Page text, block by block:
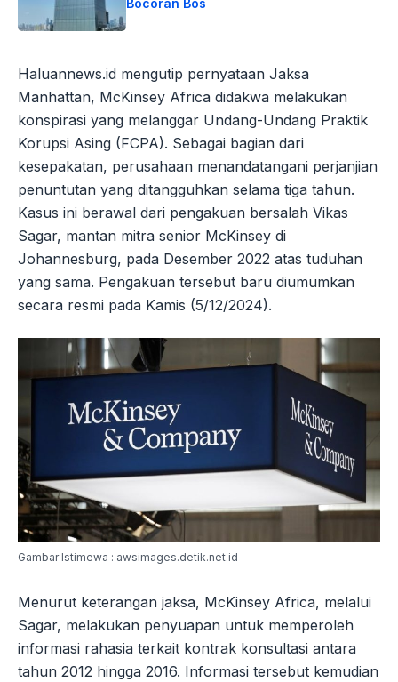
Haluannews.id mengutip pernyataan Jaksa
Manhattan, McKinsey Africa didakwa melakukan
konspirasi yang melanggar Undang-Undang Praktik
Korupsi Asing (FCPA). Sebagai bagian dari
kesepakatan, perusahaan menandatangani perjanjian
penuntutan yang ditangguhkan selama tiga tahun.
Kasus ini berawal dari pengakuan bersalah Vikas
Sagar, mantan mitra senior McKinsey di
Johannesburg, pada Desember 2022 atas tuduhan
yang sama. Pengakuan tersebut baru diumumkan
secara resmi pada Kamis (5/12/2024).
Gambar Istimewa : awsimages.detik.net.id
Menurut keterangan jaksa, McKinsey Africa, melalui
Sagar, melakukan penyuapan untuk memperoleh
informasi rahasia terkait kontrak konsultasi antara
tahun 2012 hingga 2016. Informasi tersebut kemudian